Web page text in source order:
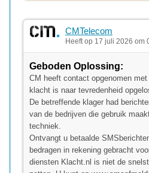
CMTelecom
Heeft op 17 juli 2026 om
Geboden Oplossing:
CM heeft contact opgenomen
klacht is naar tevredenheid
De betreffende klager had
van de bedrijven die gebruik
techniek.
Ontvangt u betaalde
bedragen in rekening gebracht
diensten Klacht.nl is niet de